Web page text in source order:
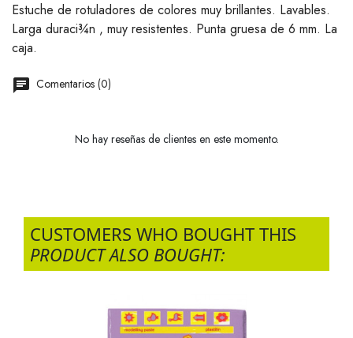
Estuche de rotuladores de colores muy brillantes. Lavables.
Larga duraci¾n , muy resistentes. Punta gruesa de 6 mm. La
caja.
Comentarios (0)
No hay reseñas de clientes en este momento.
CUSTOMERS WHO BOUGHT THIS
PRODUCT ALSO BOUGHT: